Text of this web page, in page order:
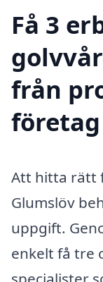
Få 3
från
företag
Att hitta rätt
Glumslöv
uppgift.
enkelt få tre